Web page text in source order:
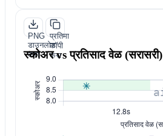
PNG
डाउनलोड
करा
प्रतिमा
कॉपी
करा
स्कोअर vs प्रतिसाद वेळ (सरासरी)